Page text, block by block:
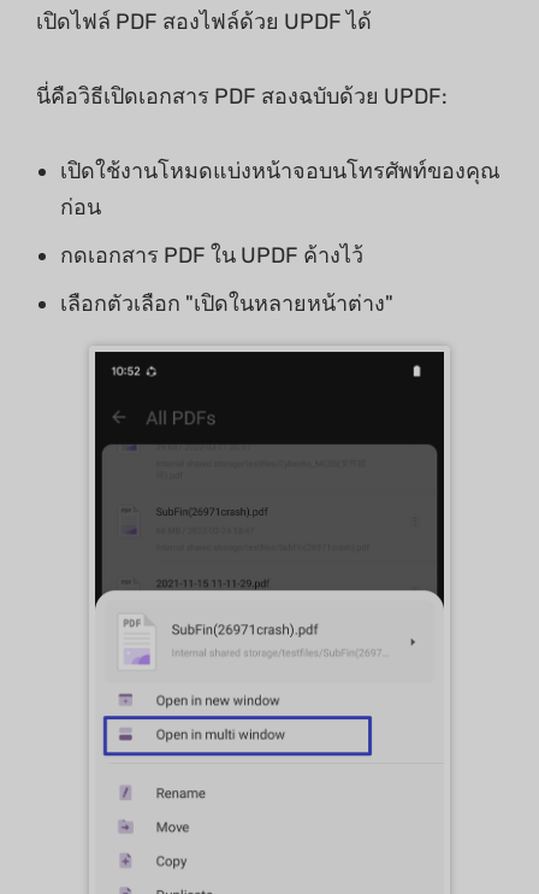
เปิดไฟล์ PDF สองไฟล์ด้วย UPDF ได้
นี่คือวิธีเปิดเอกสาร PDF สองฉบับด้วย UPDF:
เปิดใช้งานโหมดแบ่งหน้าจอบนโทรศัพท์ของคุณ
ก่อน
กดเอกสาร PDF ใน UPDF ค้างไว้
เลือกตัวเลือก "เปิดในหลายหน้าต่าง"